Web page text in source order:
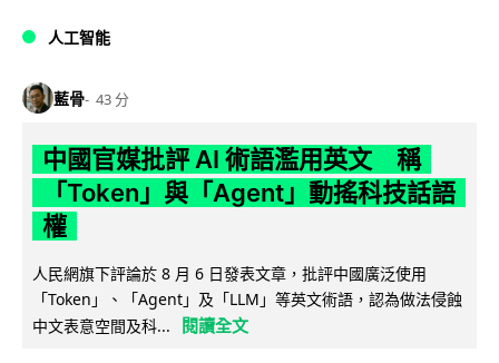
人工智能
藍骨 43 分
中國官媒批評 AI 術語濫用英文 稱
「Token」與「Agent」動搖科技話語
權
人民網旗下評論於 8 月 6 日發表文章，批評中國廣泛使用
「Token」、「Agent」及「LLM」等英文術語，認為做法侵蝕
中文表意空間及科...
閱讀全文